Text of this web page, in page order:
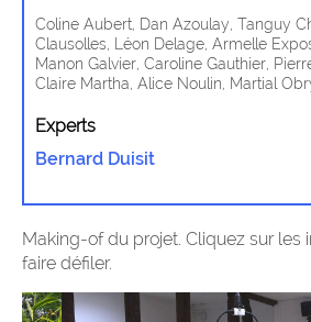
Coline Aubert, Dan Azoulay, Tanguy
Clausolles, Léon Delage, Armelle
Manon Galvier, Caroline Gauthier,
Claire Martha, Alice Noulin, Martial
Experts
Bernard Duisit
Making-of du projet. Cliquez sur les
faire défiler.